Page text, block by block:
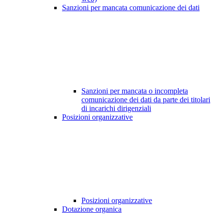
Sanzioni per mancata comunicazione dei dati
Sanzioni per mancata o incompleta
comunicazione dei dati da parte dei titolari
di incarichi dirigenziali
Posizioni organizzative
Posizioni organizzative
Dotazione organica